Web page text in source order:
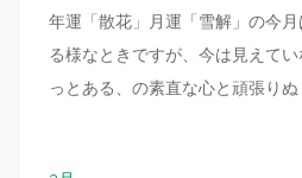
年運「散花」月運「雪解」の今
る様なときですが、今は見えて
っとある、の素直な心と頑張りぬ